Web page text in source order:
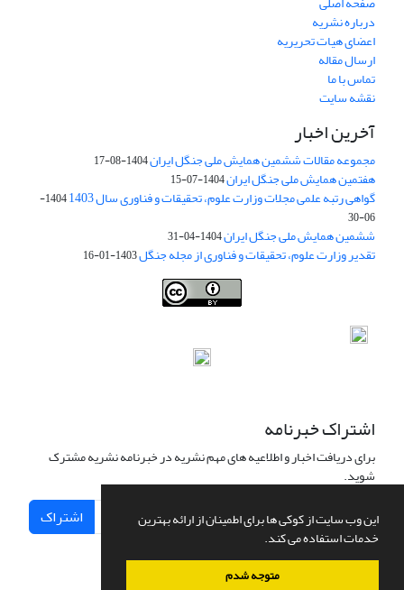
این وب سایت از کوکی ها برای اطمینان از ارائه بهترین
خدمات استفاده می کند.
متوجه شدم
درباره نشریه
اعضای هیات تحریریه
ارسال مقاله
تماس با ما
نقشه سایت
آخرین اخبار
مجموعه مقالات ششمین همایش ملی جنگل ایران1404-08-17
هفتمین همایش ملی جنگل ایران1404-07-15
گواهی رتبه علمی مجلات وزارت علوم، تحقیقات و فناوری سال 1403
1404-
06-30
ششمین همایش ملی جنگل ایران1404-04-31
تقدیر وزارت علوم، تحقیقات و فناوری از مجله جنگل1403-01-16
اشتراک خبرنامه
برای دریافت اخبار و اطلاعیه های مهم نشریه در خبرنامه نشریه مشترک
شوید.
اشتراک